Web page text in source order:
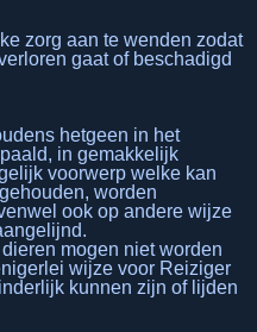
zorg aan te wenden zodat
gaat of beschadigd
hetgeen in het
in gemakkelijk
voorwerp welke kan
worden
ook op andere wijze
mogen niet worden
wijze voor Reiziger
kunnen zijn of lijden